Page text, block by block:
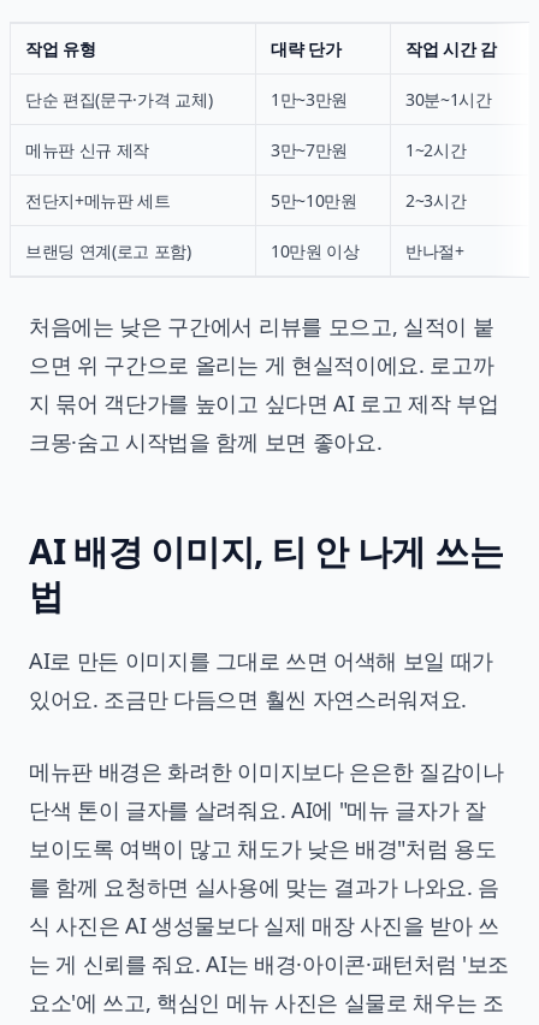
작업 유형 대략 단가 작업 시간 감
단순 편집(문구·가격 교체) 1만~3만원 30분~1시간
메뉴판 신규 제작 3만~7만원 1~2시간
전단지+메뉴판 세트 5만~10만원 2~3시간
브랜딩 연계(로고 포함) 10만원 이상 반나절+
처음에는 낮은 구간에서 리뷰를 모으고, 실적이 붙
으면 위 구간으로 올리는 게 현실적이에요. 로고까
지 묶어 객단가를 높이고 싶다면AI 로고 제작 부업
크몽·숨고 시작법을 함께 보면 좋아요.
AI 배경 이미지, 티 안 나게 쓰는
법
AI로 만든 이미지를 그대로 쓰면 어색해 보일 때가
있어요. 조금만 다듬으면 훨씬 자연스러워져요.
메뉴판 배경은 화려한 이미지보다 은은한 질감이나
단색 톤이 글자를 살려줘요. AI에 "메뉴 글자가 잘
보이도록 여백이 많고 채도가 낮은 배경"처럼 용도
를 함께 요청하면 실사용에 맞는 결과가 나와요. 음
식 사진은 AI 생성물보다 실제 매장 사진을 받아 쓰
는 게 신뢰를 줘요. AI는 배경·아이콘·패턴처럼 '보조
요소'에 쓰고, 핵심인 메뉴 사진은 실물로 채우는 조